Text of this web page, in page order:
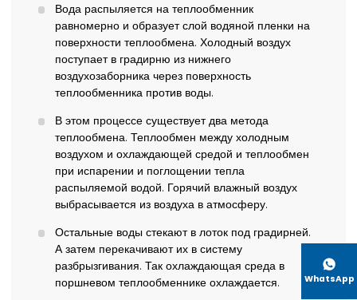

WhatsApp
Вода распыляется на теплообменник
равномерно и образует слой водяной пленки на
поверхности теплообмена. Холодный воздух
поступает в градирню из нижнего
воздухозаборника через поверхность
теплообменника против воды.
В этом процессе существует два метода
теплообмена. Теплообмен между холодным
воздухом и охлаждающей средой и теплообмен
при испарении и поглощении тепла
распыляемой водой. Горячий влажный воздух
выбрасывается из воздуха в атмосферу.
Остальные воды стекают в лоток под градирней.
А затем перекачивают их в систему
разбрызгивания. Так охлаждающая среда в
поршневом теплообменнике охлаждается.